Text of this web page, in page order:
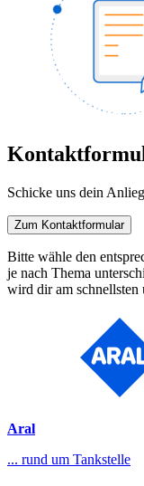
Schicke uns dein
Zum Kontaktformular
Bitte wähle den
je nach Thema
wird dir am schnellsten
Aral
... rund um Tankstelle